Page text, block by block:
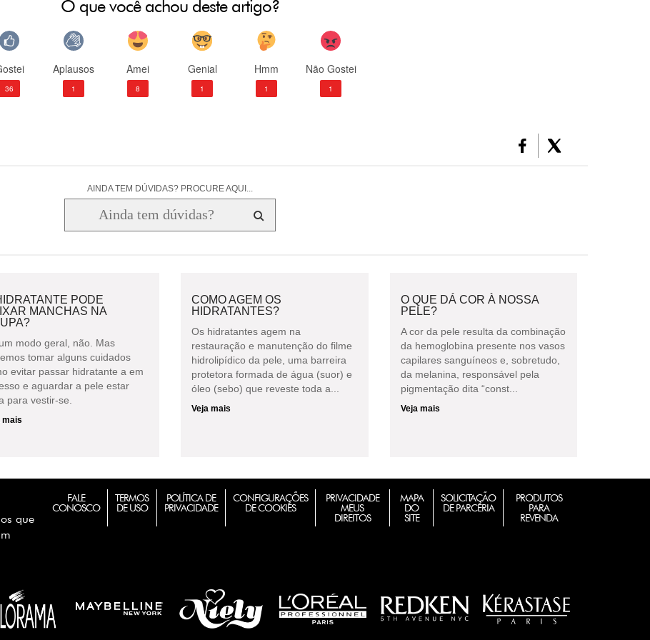
O que você achou deste artigo?
36
Aplausos
1
Amei
8
Genial
1
Hmm
1
Não Gostei
1
AINDA TEM DÚVIDAS? PROCURE AQUI...
PODE
MANCHAS NA
modo geral, não. Mas
tomar alguns cuidados
evitar passar hidratante a em
e aguardar a pele estar
para vestir-se.
mais
COMO AGEM OS
HIDRATANTES?
Os hidratantes agem na
restauração e manutenção do filme
hidrolipídico da pele, uma barreira
protetora formada de água (suor) e
óleo (sebo) que reveste toda a...
Veja mais
O QUE DÁ COR À NOSSA
PELE?
A cor da pele resulta da combinação
da hemoglobina presente nos vasos
capilares sanguíneos e, sobretudo,
da melanina, responsável pela
pigmentação dita “const...
Veja mais
que
FALE
CONOSCO
TERMOS
DE USO
POLÍTICA DE
PRIVACIDADE
CONFIGURAÇÕES
DE COOKIES
PRIVACIDADE
MEUS
DIREITOS
MAPA
DO
SITE
SOLICITAÇÃO
DE PARCERIA
PRODUTOS
PARA
REVENDA